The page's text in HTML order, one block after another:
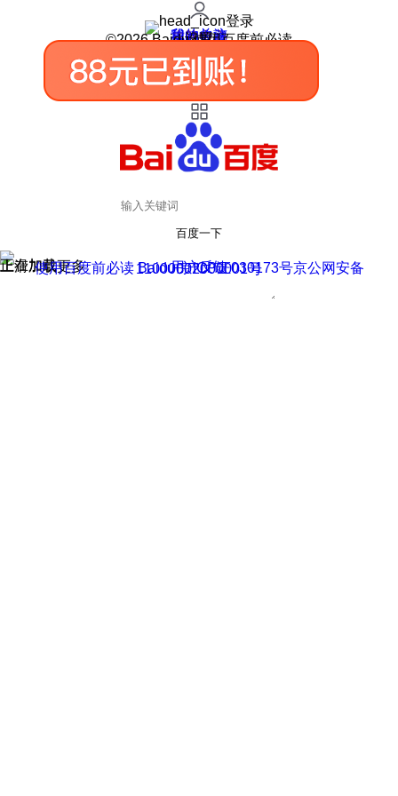
登录
我的关注
我的收藏
皮肤中心
用户反馈
设置
©2026 Baidu 使用百度前必读
百度一下
正在加载
上滑加载更多 用户反馈
使用百度前必读 Baidu 京ICP证030173号
京公网安备11000002000001号